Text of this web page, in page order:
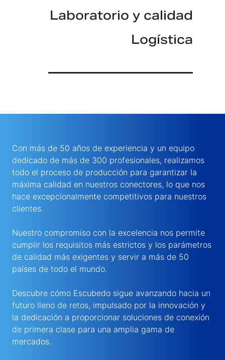
Laboratorio y calidad
Logística
Con más de 50 años de experiencia y un equipo
dedicado de más de 300 profesionales, realizamos
todo el proceso de producción para garantizar la
máxima calidad en nuestros conectores, lo que nos
hace excepcionalmente competitivos para nuestros
clientes.
Nuestro compromiso con la excelencia nos permite
cumplir los requisitos más estrictos y los parámetros
de calidad más exigentes y servir a más de 50
países de todo el mundo.
Descubre cómo Escubedo sigue avanzando hacia un
futuro lleno de retos, impulsado por la innovación y
la dedicación a proporcionar soluciones de conexión
de primera clase para una amplia gama de
mercados.